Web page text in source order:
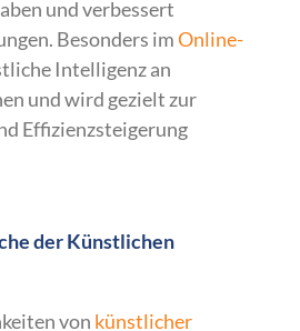
und verbessert
Besonders imOnline-
Intelligenz an
und wird gezielt zur
Effizienzsteigerung
der Künstlichen
von künstlicher